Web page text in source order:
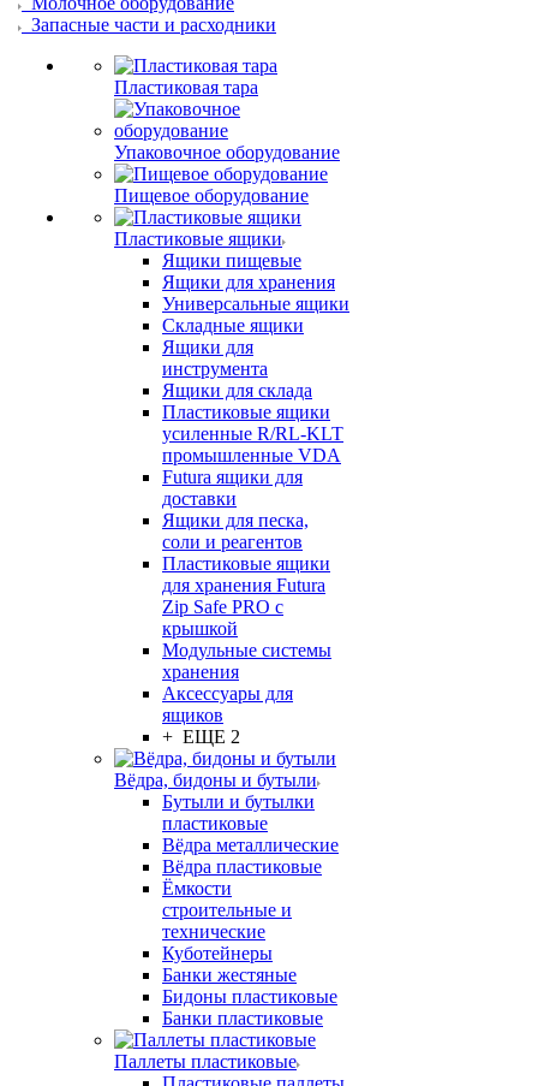
Запасные части и расходники
Пластиковая тара
Упаковочное оборудование
Пищевое оборудование
Пластиковые ящики
Ящики пищевые
Ящики для хранения
Универсальные ящики
Складные ящики
Ящики для
инструмента
Ящики для склада
Пластиковые ящики
усиленные R/RL-KLT
промышленные VDA
Futura ящики для
доставки
Ящики для песка,
соли и реагентов
Пластиковые ящики
для хранения Futura
Zip Safe PRO с
крышкой
Модульные системы
хранения
Аксессуары для
ящиков
+ ЕЩЕ 2
Вёдра, бидоны и бутыли
Бутыли и бутылки
пластиковые
Вёдра металлические
Вёдра пластиковые
Ёмкости
строительные и
технические
Куботейнеры
Банки жестяные
Бидоны пластиковые
Банки пластиковые
Паллеты пластиковые